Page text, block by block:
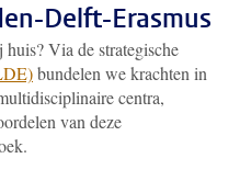
Delft-Erasmus
Via de strategische
bundelen we krachten in
centra,
van deze